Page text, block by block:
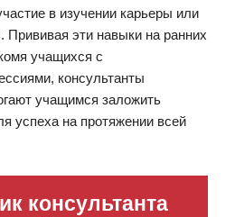
в изучении карьеры или
Прививая эти навыки на ранних
учащихся с
консультанты
учащимся заложить
успеха на протяжении всей
консультанта